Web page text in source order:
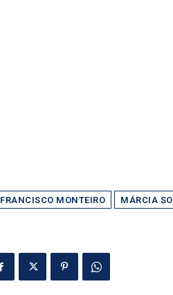
FRANCISCO MONTEIRO MÁRCIA